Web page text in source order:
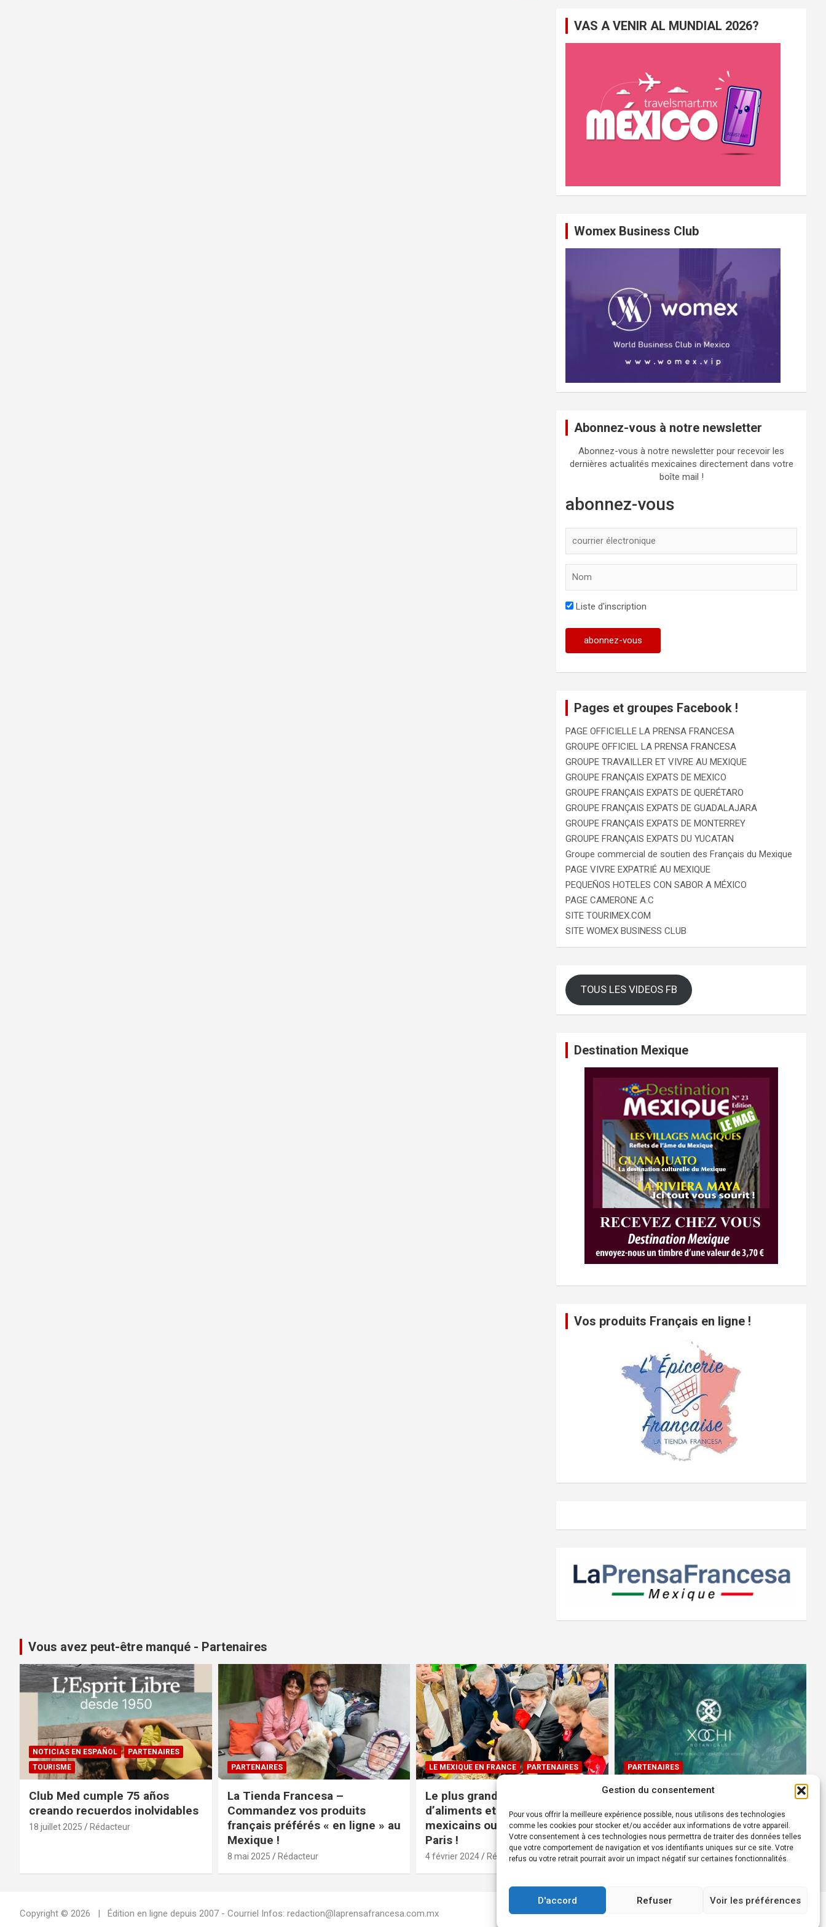
Gestion du consentement
Pour vous offrir la meilleure expérience possible, nous utilisons des technologies
comme les cookies pour stocker et/ou accéder aux informations de votre appareil.
Votre consentement à ces technologies nous permettra de traiter des données telles
que votre comportement de navigation et vos identifiants uniques sur ce site. Votre
refus ou votre retrait pourrait avoir un impact négatif sur certaines fonctionnalités.
D'accord Refuser Voir les préférences
c
VAS A VENIR AL MUNDIAL 2026?
Womex Business Club
Abonnez-vous à notre newsletter
Abonnez-vous à notre newsletter pour recevoir les
dernières actualités mexicaines directement dans votre
boîte mail !
abonnez-vous
Liste d'inscription
Pages et groupes Facebook !
PAGE OFFICIELLE LA PRENSA FRANCESA
GROUPE OFFICIEL LA PRENSA FRANCESA
GROUPE TRAVAILLER ET VIVRE AU MEXIQUE
GROUPE FRANÇAIS EXPATS DE MEXICO
GROUPE FRANÇAIS EXPATS DE QUERÉTARO
GROUPE FRANÇAIS EXPATS DE GUADALAJARA
GROUPE FRANÇAIS EXPATS DE MONTERREY
GROUPE FRANÇAIS EXPATS DU YUCATAN
Groupe commercial de soutien des Français du Mexique
PAGE VIVRE EXPATRIÉ AU MEXIQUE
PEQUEÑOS HOTELES CON SABOR A MÉXICO
PAGE CAMERONE A.C
SITE TOURIMEX.COM
SITE WOMEX BUSINESS CLUB
TOUS LES VIDEOS FB
Destination Mexique
Vos produits Français en ligne !
Vous avez peut-être manqué - Partenaires
NOTICIAS EN ESPAÑOL
PARTENAIRES
TOURISME
Club Med cumple 75 años
creando recuerdos inolvidables
18 juillet 2025 Rédacteur
PARTENAIRES
La Tienda Francesa –
Commandez vos produits
français préférés « en ligne » au
Mexique !
8 mai 2025 Rédacteur
LE MEXIQUE EN FRANCE PARTENAIRES
Le plus grand magasin
d’aliments et produits
mexicains ouvre ses portes à
Paris !
4 février 2024 Rédacteur
PARTENAIRES
Devenez Ambassadeur XOCHI
BOTANICALS – « El espíritu
francés con corazón de
México! »
24 août 2022 Rédacteur
Copyright © 2026 Édition en ligne depuis 2007 - Courriel Infos: redaction@laprensafrancesa.com.mx